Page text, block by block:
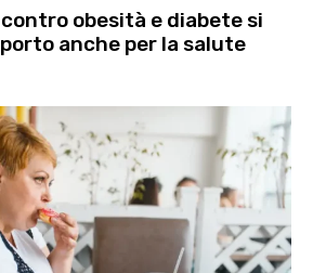
obesità e diabete si
anche per la salute